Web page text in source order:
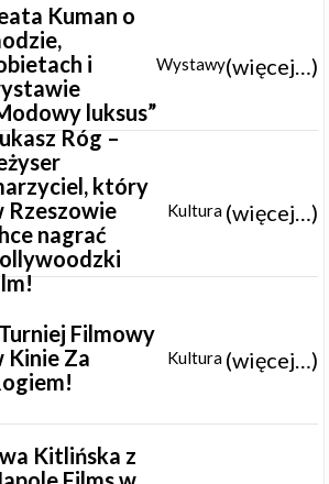
Kuman o
i
luksus”
Wystawy(więcej…)
Róg –
który
Rzeszowie
nagrać
Kultura (więcej…)
Filmowy
Kinie Za
Kultura (więcej…)
Kitlińska z